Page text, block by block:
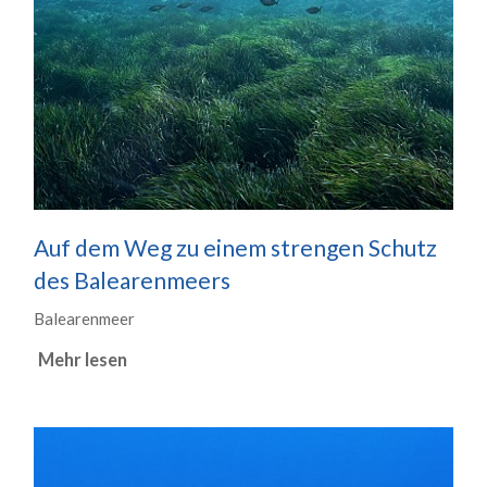
Auf dem Weg zu einem strengen Schutz
des Balearenmeers
Balearenmeer
Mehr lesen